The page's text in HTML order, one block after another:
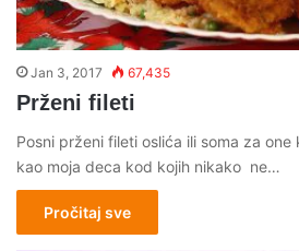
Jan 3, 2017 67,435
Prženi fileti
Posni prženi fileti oslića ili soma za
kao moja deca kod kojih nikako ne…
Pročitaj sve